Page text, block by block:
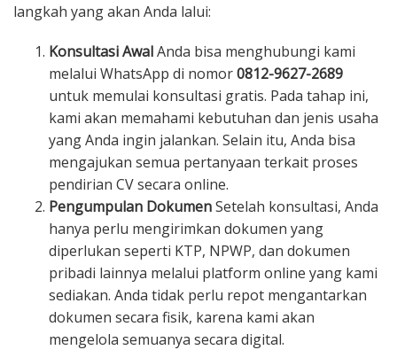
langkah yang akan Anda lalui:
Konsultasi AwalAnda bisa menghubungi kami
melalui WhatsApp di nomor0812-9627-2689
untuk memulai konsultasi gratis. Pada tahap ini,
kami akan memahami kebutuhan dan jenis usaha
yang Anda ingin jalankan. Selain itu, Anda bisa
mengajukan semua pertanyaan terkait proses
pendirian CV secara online.
Pengumpulan DokumenSetelah konsultasi, Anda
hanya perlu mengirimkan dokumen yang
diperlukan seperti KTP, NPWP, dan dokumen
pribadi lainnya melalui platform online yang kami
sediakan. Anda tidak perlu repot mengantarkan
dokumen secara fisik, karena kami akan
mengelola semuanya secara digital.